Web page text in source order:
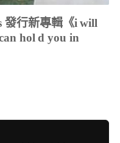
發行新專輯《i will
hol d you in